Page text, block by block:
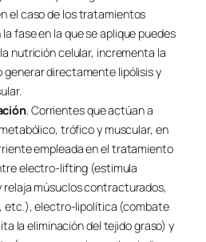
el caso de los tratamientos
fase en la que se aplique puedes
nutrición celular, incrementa la
generar directamente lipólisis y
. Corrientes que actúan a
trófico y muscular, en
empleada en el tratamiento
electro-lifting (estimula
relaja músuclos contracturados,
etc.), electro-lipolítica (combate
la eliminación del tejido graso) y